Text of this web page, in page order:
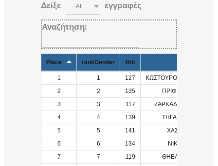
Δείξε
All εγγραφές
Αναζήτηση:
Place rankGender Bib
1 1 127
ΚΩΣΤΟΥΡΟΣ,
2
2 135
ΠΡΙΦΤΗΣ,
3
3 117
ΖΑΡΚΑΔΟΥΛΑΣ,
4
4 139
ΤΗΓΑΝΗΣ,
5
5 141
ΧΑΣΚΗΣ,
6
6 134
ΝΙΚΟΛΑΟΥ, ΗΛΊΑΣ
7
7 119
ΘΗΒΑΙΟΣ,